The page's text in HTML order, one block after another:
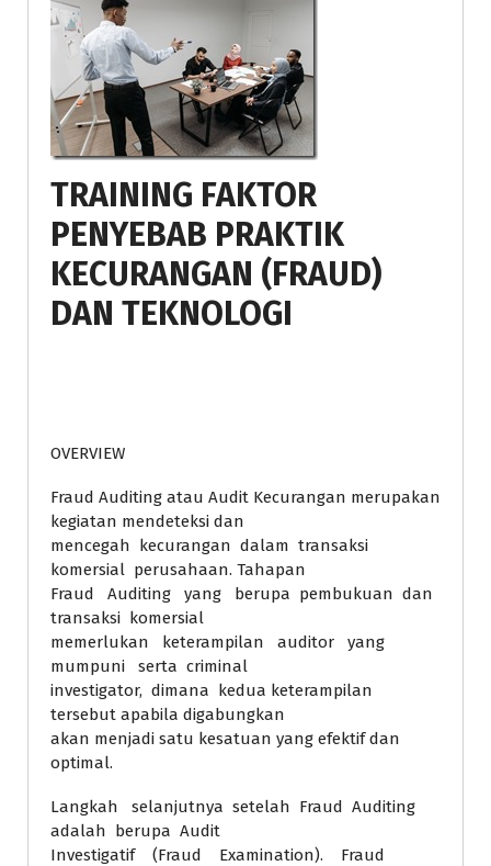
TRAINING FAKTOR
PENYEBAB PRAKTIK
KECURANGAN (FRAUD)
DAN TEKNOLOGI
OVERVIEW
Fraud Auditing atau Audit Kecurangan merupakan
kegiatan mendeteksi dan
mencegah kecurangan dalam transaksi
komersial perusahaan. Tahapan
Fraud Auditing yang berupa pembukuan dan
transaksi komersial
memerlukan keterampilan auditor yang
mumpuni serta criminal
investigator, dimana kedua keterampilan
tersebut apabila digabungkan
akan menjadi satu kesatuan yang efektif dan
optimal.
Langkah selanjutnya setelah Fraud Auditing
adalah berupa Audit
Investigatif (Fraud Examination). Fraud